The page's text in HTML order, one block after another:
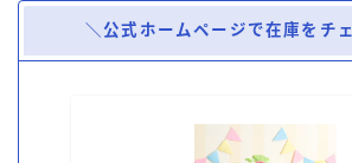
＼公式ホームページで在庫をチ